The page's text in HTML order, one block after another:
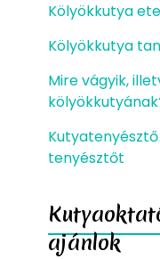
Kölyökkutya
Kölyökkutya
Mire vágyik,
tenyésztőt
ajánlok